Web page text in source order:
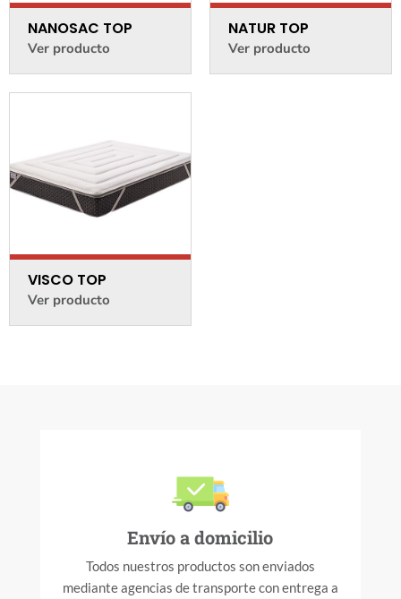
NANOSAC TOP
Ver producto
NATUR TOP
Ver producto
VISCO TOP
Ver producto
Envío a domicilio
Todos nuestros productos son enviados
mediante agencias de transporte con entrega a